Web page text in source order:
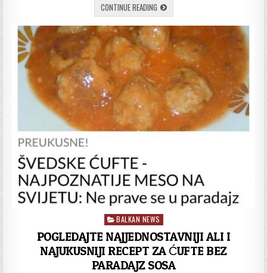
CONTINUE READINGPOGLEDAJTE
KOJA
ZNAKA
ZODIJAKA
OČEKUJE
VELIKA
SREĆA
KRAJA
OVE
GODINE
Posted
in
BALKAN NEWS
POGLEDAJTE NAJJEDNOSTAVNIJI ALI I
NAJUKUSNIJI RECEPT ZA ĆUFTE BEZ
PARADAJZ SOSA